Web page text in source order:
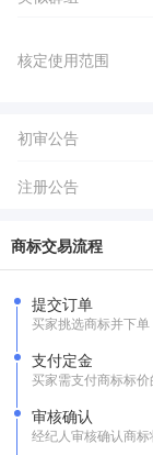
核定使用范围
初审公告
注册公告
商标交易流程
提交订单
买家挑选商标并下单
支付定金
买家需支付商标标
审核确认
经纪人审核确认商标